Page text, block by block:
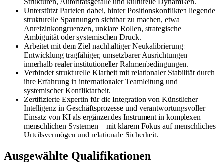
Strukturen, Autoritätsgefälle und kulturelle Dynamiken.
Unterstützt Parteien dabei, hinter Positionskonflikten liegende
strukturelle Spannungen sichtbar zu machen, etwa
Anreizinkongruenzen, unklare Rollen, strategische
Ambiguität oder systemischen Druck.
Arbeitet mit dem Ziel nachhaltiger Neukalibrierung:
Entwicklung tragfähiger, umsetzbarer Ausrichtungen
innerhalb realer institutioneller Rahmenbedingungen.
Verbindet strukturelle Klarheit mit relationaler Stabilität durch
ihre Erfahrung in internationaler Teamleitung und
systemischer Konfliktarbeit.
Zertifizierte Expertin für die Integration von Künstlicher
Intelligenz in Geschäftsprozesse und verantwortungsvoller
Einsatz von KI als ergänzendes Instrument in komplexen
menschlichen Systemen – mit klarem Fokus auf menschliches
Urteilsvermögen und relationale Sicherheit.
Ausgewählte Qualifikationen